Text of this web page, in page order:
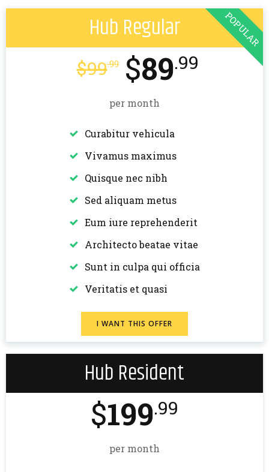
POPULAR
Hub Regular
$99.99 $89.99
per month
Curabitur vehicula
Vivamus maximus
Quisque nec nibh
Sed aliquam metus
Eum iure reprehenderit
Architecto beatae vitae
Sunt in culpa qui officia
Veritatis et quasi
I WANT THIS OFFER
Hub Resident
$199.99
per month